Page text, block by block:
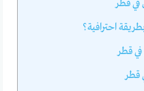
في قطر
احترافية؟
قطر